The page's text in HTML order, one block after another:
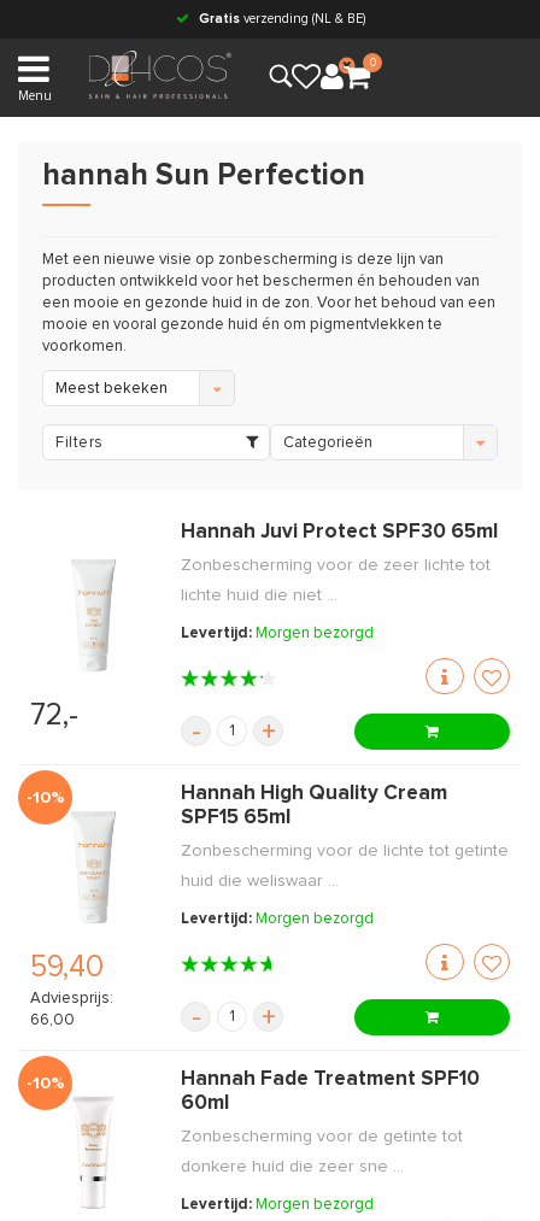
Gratisverzending (NL & BE)
Menu
0
hannah Sun Perfection
Met een nieuwe visie op zonbescherming is deze lijn van
producten ontwikkeld voor het beschermen én behouden van
een mooie en gezonde huid in de zon. Voor het behoud van een
mooie en vooral gezonde huid én om pigmentvlekken te
voorkomen.
Meest bekeken
Filters Categorieën
72,-
Hannah Juvi Protect SPF30 65ml
Zonbescherming voor de zeer lichte tot
lichte huid die niet ...
Levertijd: Morgen bezorgd
- +
-10%
59,40
Adviesprijs:
66,00
Hannah High Quality Cream
SPF15 65ml
Zonbescherming voor de lichte tot getinte
huid die weliswaar ...
Levertijd: Morgen bezorgd
- +
-10%
Hannah Fade Treatment SPF10
60ml
Zonbescherming voor de getinte tot
donkere huid die zeer sne ...
Levertijd: Morgen bezorgd